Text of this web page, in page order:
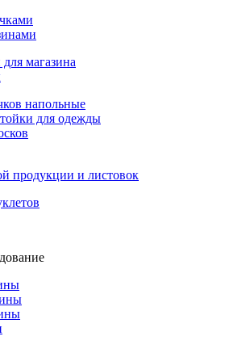
магазина
напольные
для одежды
продукции и листовок